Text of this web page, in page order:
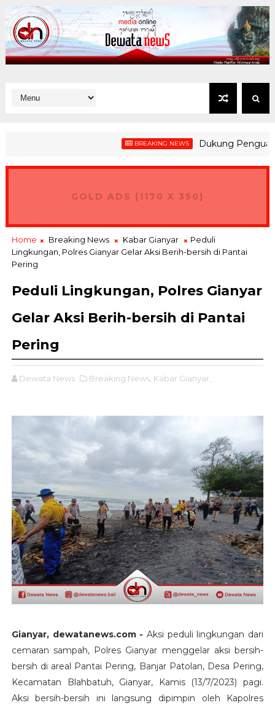
BREAKING NEWS Dukung Penguatan
GOLD ADS (1170 X 350)
Home Breaking News Kabar Gianyar
Peduli
Lingkungan, Polres Gianyar Gelar Aksi Berih-bersih di Pantai
Pering
Peduli Lingkungan, Polres Gianyar
Gelar Aksi Berih-bersih di Pantai
Pering
Dewata News Breaking News, Kabar Gianyar,
Gianyar, dewatanews.com - Aksi peduli lingkungan dari
cemaran sampah, Polres Gianyar menggelar aksi bersih-
bersih di areal Pantai Pering, Banjar Patolan, Desa Pering,
Kecamatan Blahbatuh, Gianyar, Kamis (13/7/2023) pagi.
Aksi bersih-bersih ini langsung dipimpin oleh Kapolres